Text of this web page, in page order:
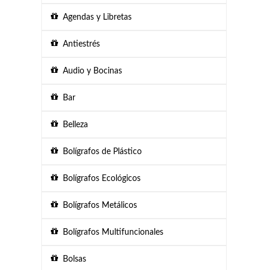
Agendas y Libretas
Antiestrés
Audio y Bocinas
Bar
Belleza
Bolígrafos de Plástico
Bolígrafos Ecológicos
Bolígrafos Metálicos
Bolígrafos Multifuncionales
Bolsas